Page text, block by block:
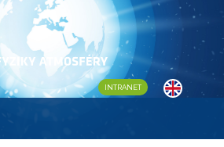
INTRANET